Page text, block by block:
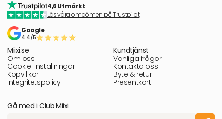
4,6 Utmärkt
Läs våra omdömen på Trustpilot
Google
4.4/5
Miixi.se
Om oss
Cookie-inställningar
Köpvillkor
Integritetspolicy
Kundtjänst
Vanliga frågor
Kontakta oss
Byte & retur
Presentkort
Gå med i Club Miixi